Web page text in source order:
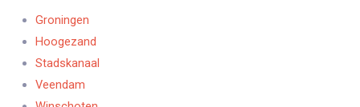
Groningen
Hoogezand
Stadskanaal
Veendam